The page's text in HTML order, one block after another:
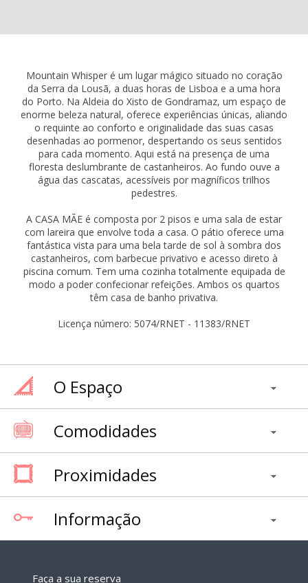
Mountain Whisper é um lugar mágico situado no coração
da Serra da Lousã, a duas horas de Lisboa e a uma hora
do Porto. Na Aldeia do Xisto de Gondramaz, um espaço de
enorme beleza natural, oferece experiências únicas, aliando
o requinte ao conforto e originalidade das suas casas
desenhadas ao pormenor, despertando os seus sentidos
para cada momento. Aqui está na presença de uma
floresta deslumbrante de castanheiros. Ao fundo ouve a
água das cascatas, acessíveis por magníficos trilhos
pedestres.
A CASA MÃE é composta por 2 pisos e uma sala de estar
com lareira que envolve toda a casa. O pátio oferece uma
fantástica vista para uma bela tarde de sol à sombra dos
castanheiros, com barbecue privativo e acesso direto à
piscina comum. Tem uma cozinha totalmente equipada de
modo a poder confecionar refeições. Ambos os quartos
têm casa de banho privativa.
Licença número: 5074/RNET - 11383/RNET
O Espaço
Comodidades
Proximidades
Informação
Faça a sua reserva